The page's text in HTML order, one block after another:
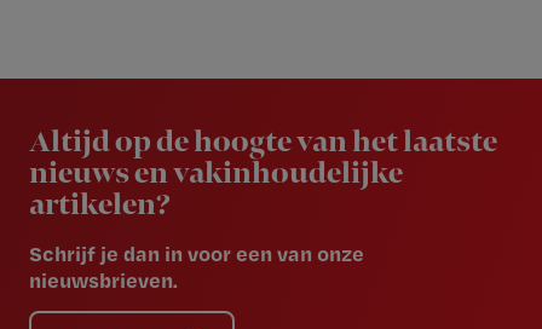
Altijd op de hoogte van het laatste
nieuws en vakinhoudelijke
artikelen?
Schrijf je dan in voor een van onze
nieuwsbrieven.